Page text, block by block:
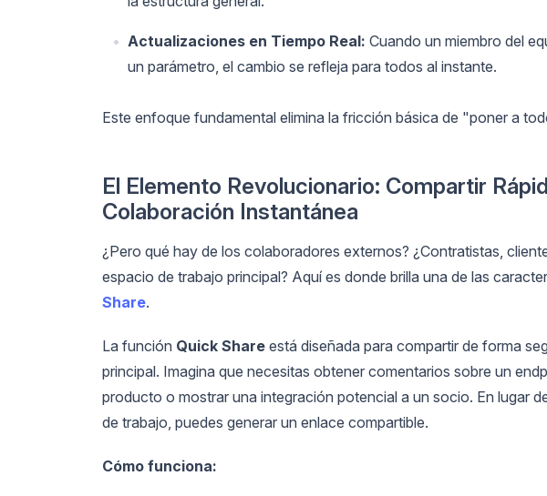
Actualizaciones en Tiempo Real: Cuando un miembro del
un parámetro, el cambio se refleja para todos al instante.
Este enfoque fundamental elimina la fricción básica de "poner a
El Elemento Revolucionario: Compartir
Colaboración Instantánea
¿Pero qué hay de los colaboradores externos? ¿Contratistas,
espacio de trabajo principal? Aquí es donde brilla una de las
Share.
La función Quick Share está diseñada para compartir de forma
principal. Imagina que necesitas obtener comentarios sobre un
producto o mostrar una integración potencial a un socio. En lugar
de trabajo, puedes generar un enlace compartible.
Cómo funciona: